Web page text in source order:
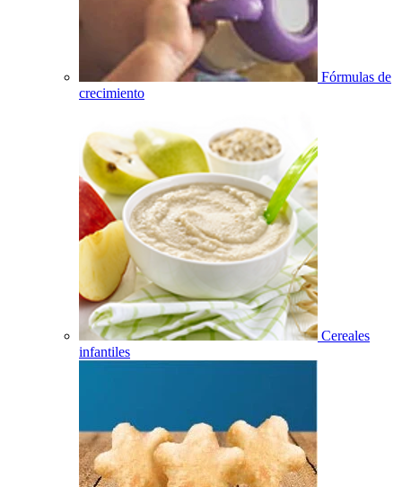
Fórmulas de
crecimiento
Cereales
infantiles